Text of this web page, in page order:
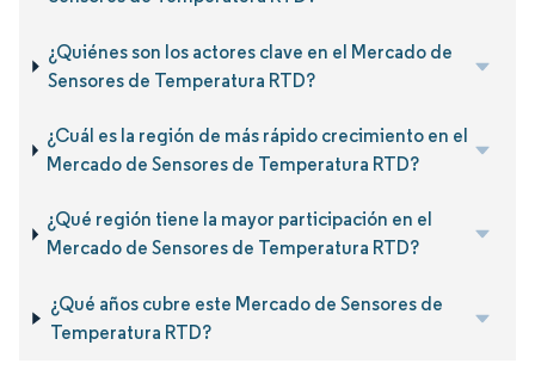
¿Quiénes son los actores clave en el Mercado de
Sensores de Temperatura RTD?
¿Cuál es la región de más rápido crecimiento en el
Mercado de Sensores de Temperatura RTD?
¿Qué región tiene la mayor participación en el
Mercado de Sensores de Temperatura RTD?
¿Qué años cubre este Mercado de Sensores de
Temperatura RTD?